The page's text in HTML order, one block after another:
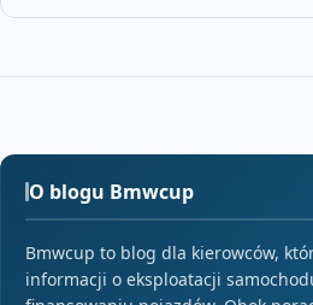
O blogu Bmwcup
Bmwcup to blog dla kierowców,
informacji o eksploatacji